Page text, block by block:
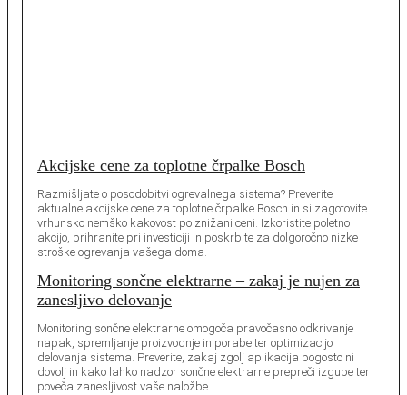
Akcijske cene za toplotne črpalke Bosch
Razmišljate o posodobitvi ogrevalnega sistema? Preverite
aktualne akcijske cene za toplotne črpalke Bosch in si zagotovite
vrhunsko nemško kakovost po znižani ceni. Izkoristite poletno
akcijo, prihranite pri investiciji in poskrbite za dolgoročno nizke
stroške ogrevanja vašega doma.
Monitoring sončne elektrarne – zakaj je nujen za
zanesljivo delovanje
Monitoring sončne elektrarne omogoča pravočasno odkrivanje
napak, spremljanje proizvodnje in porabe ter optimizacijo
delovanja sistema. Preverite, zakaj zgolj aplikacija pogosto ni
dovolj in kako lahko nadzor sončne elektrarne prepreči izgube ter
poveča zanesljivost vaše naložbe.